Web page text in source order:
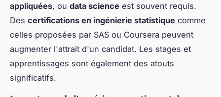
appliquées, ou data science est souvent requis.
Des certifications en ingénierie statistique comme
celles proposées par SAS ou Coursera peuvent
augmenter l'attrait d'un candidat. Les stages et
apprentissages sont également des atouts
significatifs.